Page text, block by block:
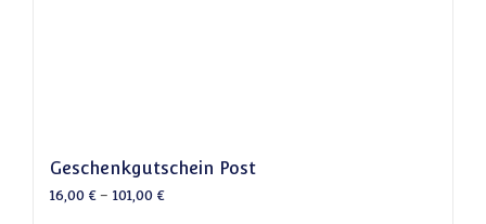
Geschenkgutschein Post
16,00 €– 101,00 €